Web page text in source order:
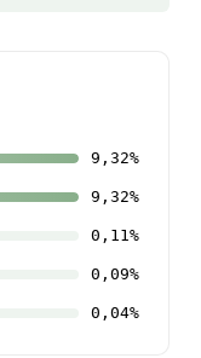
9,32%
9,32%
0,11%
0,09%
0,04%